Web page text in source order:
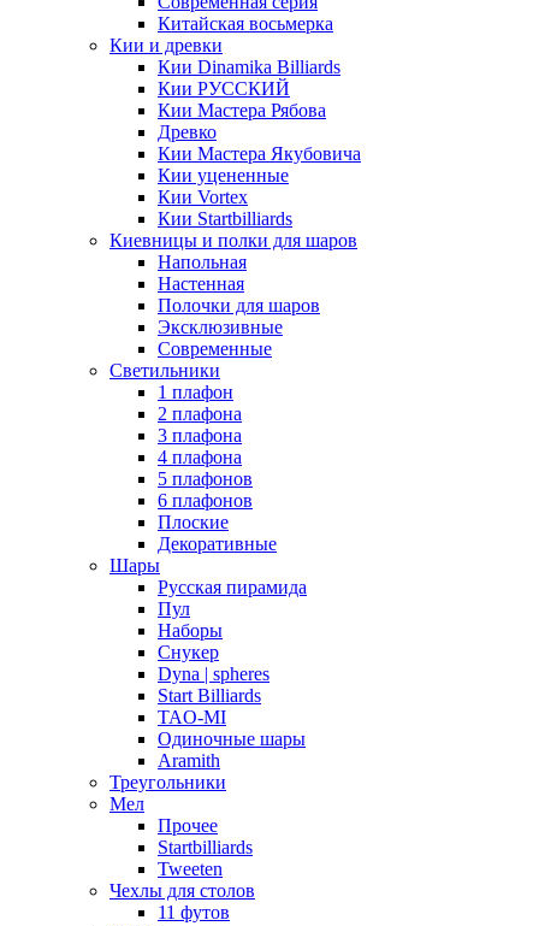
Китайская восьмерка
Кии и древки
Кии Dinamika Billiards
Кии РУССКИЙ
Кии Мастера Рябова
Древко
Кии Мастера Якубовича
Кии уцененные
Кии Vortex
Кии Startbilliards
Киевницы и полки для шаров
Напольная
Настенная
Полочки для шаров
Эксклюзивные
Современные
Светильники
1 плафон
2 плафона
3 плафона
4 плафона
5 плафонов
6 плафонов
Плоские
Декоративные
Шары
Русская пирамида
Пул
Наборы
Снукер
Dyna | spheres
Start Billiards
TAO-MI
Одиночные шары
Aramith
Треугольники
Мел
Прочее
Startbilliards
Tweeten
Чехлы для столов
11 футов